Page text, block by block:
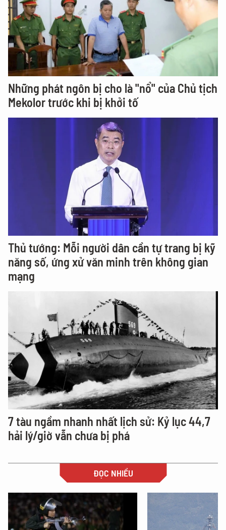
Những phát ngôn bị cho là "nổ" của Chủ tịch
Mekolor trước khi bị khởi tố
Thủ tướng: Mỗi người dân cần tự trang bị kỹ
năng số, ứng xử văn minh trên không gian
mạng
7 tàu ngầm nhanh nhất lịch sử: Kỷ lục 44,7
hải lý/giờ vẫn chưa bị phá
ĐỌC NHIỀU